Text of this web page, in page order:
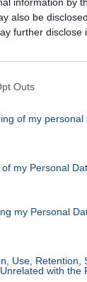
also be
further disclose
Outs
of my personal
my Personal
my Personal
Use, Retention,
with the